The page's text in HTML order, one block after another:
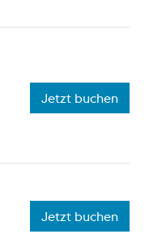
Jetzt buchen
Jetzt buchen